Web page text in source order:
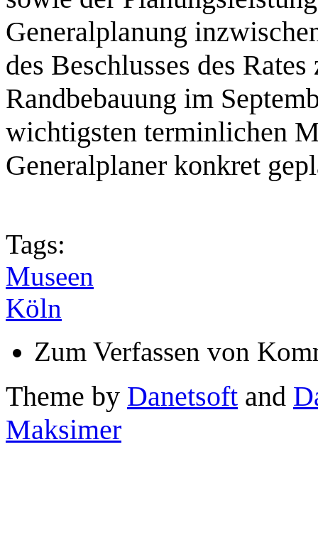
Generalplanung
des Beschlusses des
Randbebauung im
wichtigsten terminlichen
Generalplaner konkret
Tags:
Museen
Köln
Zum Verfassen von
Theme by Danetsoft and
Maksimer